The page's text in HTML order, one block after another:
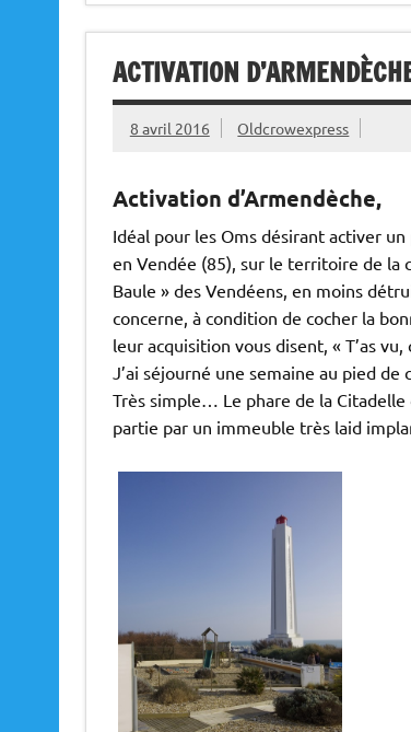
ACTIVATION
8 avril 2016 Oldcrowexpress
Activation d’Armendèche,
Idéal pour les Oms désirant activer
en Vendée (85), sur le territoire de la
Baule » des Vendéens, en moins
concerne, à condition de cocher la
leur acquisition vous disent, « T’as
J’ai séjourné une semaine au pied
Très simple… Le phare de la
partie par un immeuble très laid